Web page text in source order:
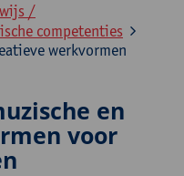
/
competenties
werkvormen
en
voor